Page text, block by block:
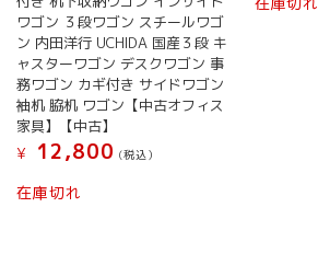
ワゴン ３段ワゴン スチールワゴ
ン 内田洋行 UCHIDA 国産３段 キ
ャスターワゴン デスクワゴン 事
務ワゴン カギ付き サイドワゴン
袖机 脇机 ワゴン【中古オフィス
家具】【中古】
¥
12,800 (税込）
在庫切れ